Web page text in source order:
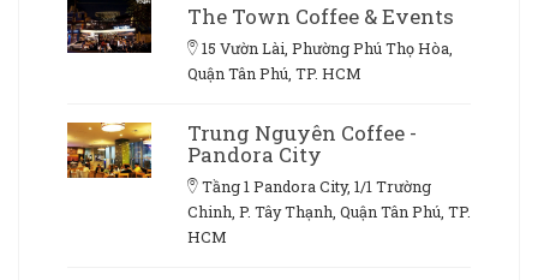
The Town Coffee & Events
15 Vườn Lài, Phường Phú Thọ Hòa,
Quận Tân Phú, TP. HCM
Trung Nguyên Coffee -
Pandora City
Tầng 1 Pandora City, 1/1 Trường
Chinh, P. Tây Thạnh, Quận Tân Phú, TP.
HCM